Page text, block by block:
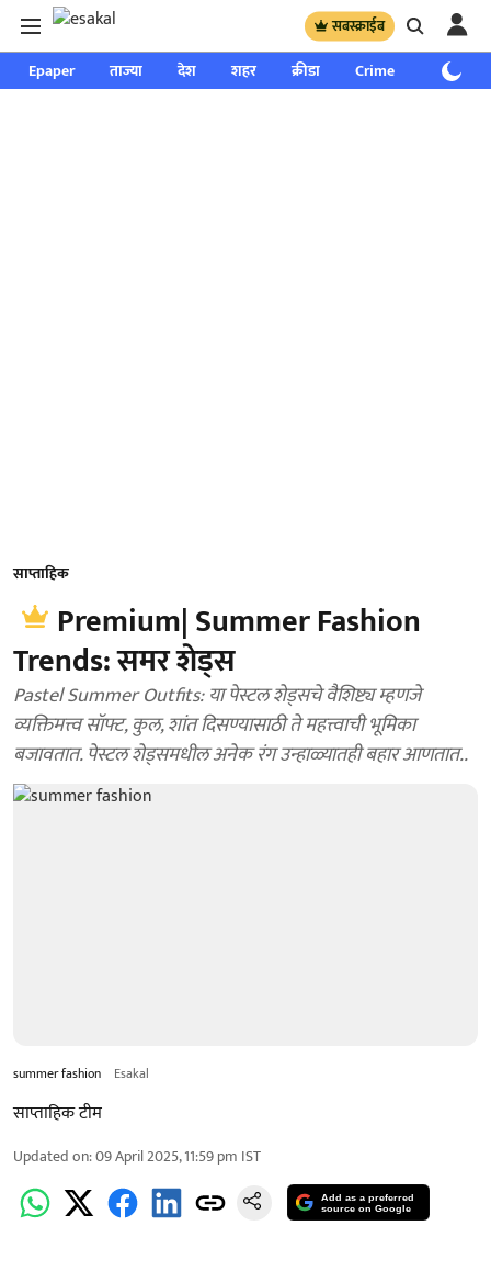
सबस्क्राईब
Epaper ताज्या देश शहर क्रीडा Crime साप्ताहिक
साप्ताहिक
Premium| Summer Fashion
Trends: समर शेड्स
Pastel Summer Outfits: या पेस्टल शेड्सचे वैशिष्ट्य म्हणजे
व्यक्तिमत्त्व सॉफ्ट, कुल, शांत दिसण्यासाठी ते महत्त्वाची भूमिका
बजावतात. पेस्टल शेड्समधील अनेक रंग उन्हाळ्यातही बहार आणतात..
summer fashion Esakal
साप्ताहिक टीम
Updated on:09 April 2025, 11:59 pm IST
Add as a preferred
source on Google